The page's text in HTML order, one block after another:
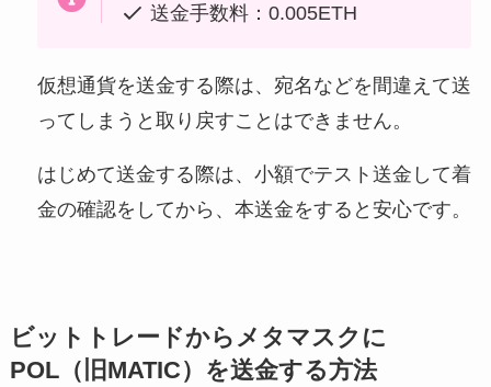
送金手数料：0.005ETH
仮想通貨を送金する際は、宛名などを間違えて送
ってしまうと取り戻すことはできません。
はじめて送金する際は、小額でテスト送金して着
金の確認をしてから、本送金をすると安心です。
ビットトレードからメタマスクに
POL（旧MATIC）を送金する方法